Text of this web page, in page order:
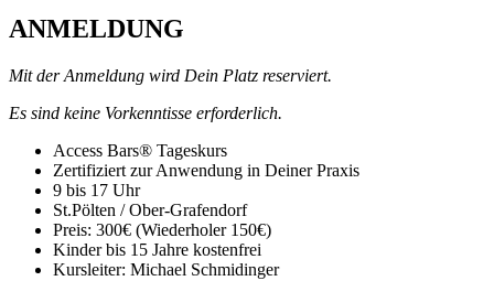
ANMELDUNG
Mit der Anmeldung wird Dein Platz reserviert.
Es sind keine Vorkenntisse erforderlich.
Access Bars® Tageskurs
Zertifiziert zur Anwendung in Deiner Praxis
9 bis 17 Uhr
St.Pölten / Ober-Grafendorf
Preis: 300€ (Wiederholer 150€)
Kinder bis 15 Jahre kostenfrei
Kursleiter: Michael Schmidinger